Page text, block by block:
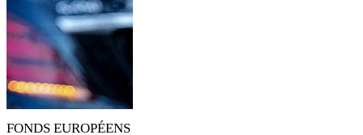
FONDS EUROPÉENS